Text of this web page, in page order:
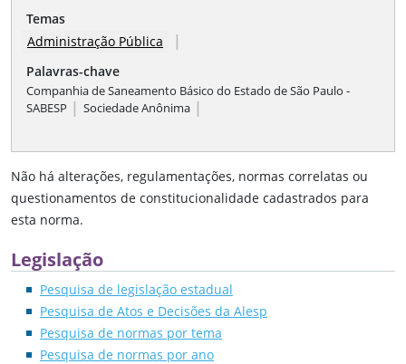
Temas
Administração Pública
|
Palavras-chave
Companhia de Saneamento Básico do Estado de São Paulo -
SABESP | Sociedade Anônima |
Não há alterações, regulamentações, normas correlatas ou
questionamentos de constitucionalidade cadastrados para
esta norma.
Legislação
Pesquisa de legislação estadual
Pesquisa de Atos e Decisões da Alesp
Pesquisa de normas por tema
Pesquisa de normas por ano